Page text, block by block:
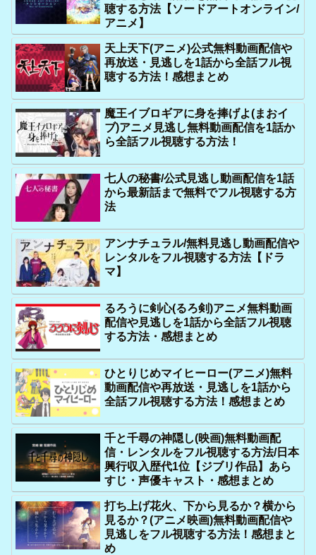
聴する方法【ソードアートオンライン/
アニメ】
天上天下(アニメ)公式無料動画配信や
再放送・見逃しを1話から全話フル視
聴する方法！感想まとめ
魔王イブロギアに身を捧げよ(まおイ
ブ)アニメ見逃し無料動画配信を1話か
ら全話フル視聴する方法！
七人の秘書/公式見逃し動画配信を1話
から最新話まで無料でフル視聴する方
法
アンナチュラル/無料見逃し動画配信や
レンタルをフル視聴する方法【ドラ
マ】
るろうに剣心(るろ剣)アニメ無料動画
配信や見逃しを1話から全話フル視聴
する方法・感想まとめ
ひとりじめマイヒーロー(アニメ)無料
動画配信や再放送・見逃しを1話から
全話フル視聴する方法！感想まとめ
千と千尋の神隠し(映画)無料動画配
信・レンタルをフル視聴する方法/日本
興行収入歴代1位【ジブリ作品】あら
すじ・声優キャスト・感想まとめ
打ち上げ花火、下から見るか？横から
見るか？(アニメ映画)無料動画配信や
見逃しをフル視聴する方法！感想まと
め